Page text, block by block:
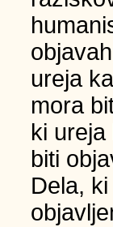
ureja
mora
ki
biti
Dela,